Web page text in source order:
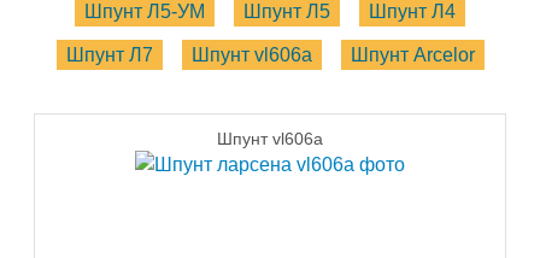
Шпунт Л5-УМ Шпунт Л5 Шпунт Л4
Шпунт Л7 Шпунт vl606a Шпунт Arcelor
Шпунт vl606a